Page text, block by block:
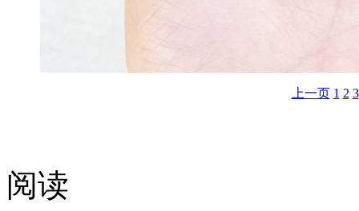
上一页 1 2 3
阅读